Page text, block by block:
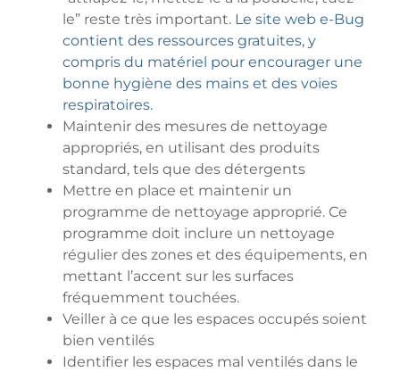
le” reste très important. Le site web e-Bug
contient des ressources gratuites, y
compris du matériel pour encourager une
bonne hygiène des mains et des voies
respiratoires.
Maintenir des mesures de nettoyage
appropriés, en utilisant des produits
standard, tels que des détergents
Mettre en place et maintenir un
programme de nettoyage approprié. Ce
programme doit inclure un nettoyage
régulier des zones et des équipements, en
mettant l’accent sur les surfaces
fréquemment touchées.
Veiller à ce que les espaces occupés soient
bien ventilés
Identifier les espaces mal ventilés dans le